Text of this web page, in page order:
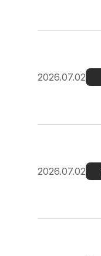
2026.07.02
2026.07.02